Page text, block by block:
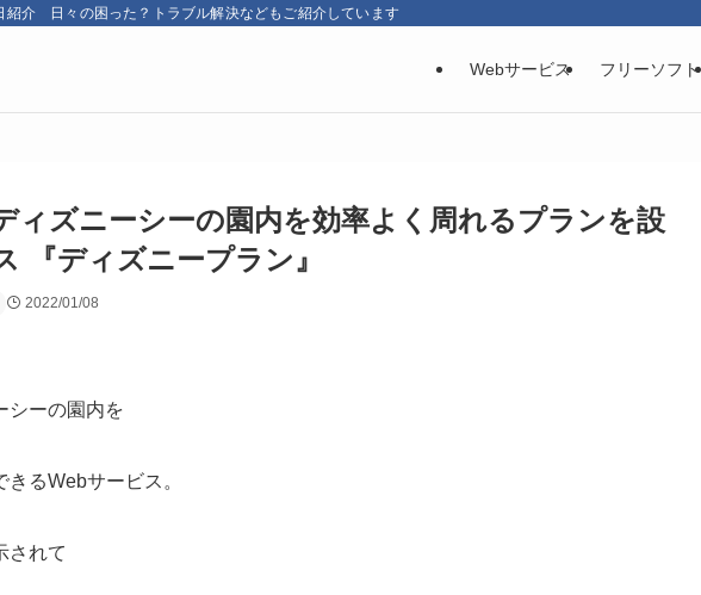
紹介 日々の困った？トラブル解決などもご紹介しています
Webサービス フリーソフト
ィズニーシーの園内を効率よく周れるプランを設
『ディズニープラン』
2022/01/08
シーの園内を
るWebサービス。
されて